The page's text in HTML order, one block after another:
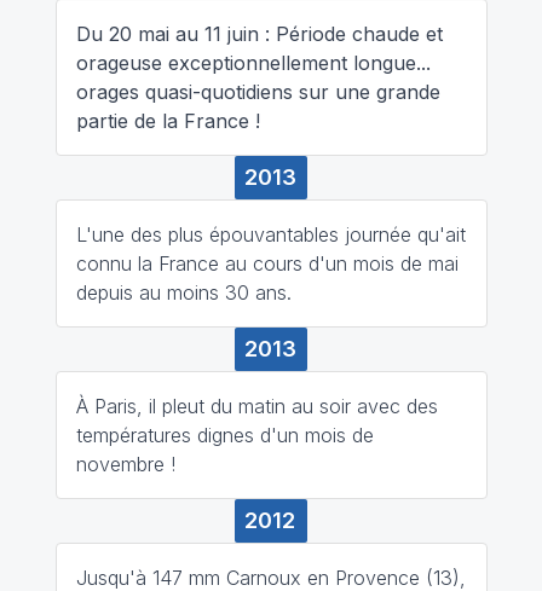
Du 20 mai au 11 juin : Période chaude et
orageuse exceptionnellement longue...
orages quasi-quotidiens sur une grande
partie de la France !
2013
L'une des plus épouvantables journée qu'ait
connu la France au cours d'un mois de mai
depuis au moins 30 ans.
2013
À Paris, il pleut du matin au soir avec des
températures dignes d'un mois de
novembre !
2012
Jusqu'à 147 mm Carnoux en Provence (13),